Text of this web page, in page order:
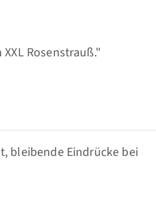
Rosenstrauß."
bleibende Eindrücke bei